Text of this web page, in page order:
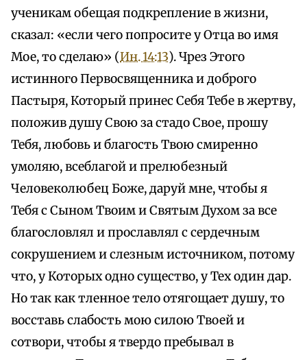
ученикам обещая подкрепление в жизни,
сказал: «если чего попросите у Отца во имя
Мое, то сделаю» (Ин. 14:13). Чрез Этого
истинного Первосвященника и доброго
Пастыря, Который принес Себя Тебе в жертву,
положив душу Свою за стадо Свое, прошу
Тебя, любовь и благость Твою смиренно
умоляю, всеблагой и прелюбезный
Человеколюбец Боже, даруй мне, чтобы я
Тебя с Сыном Твоим и Святым Духом за все
благословлял и прославлял с сердечным
сокрушением и слезным источником, потому
что, у Которых одно существо, у Тех один дар.
Но так как тленное тело отягощает душу, то
восставь слабость мою силою Твоей и
сотвори, чтобы я твердо пребывал в